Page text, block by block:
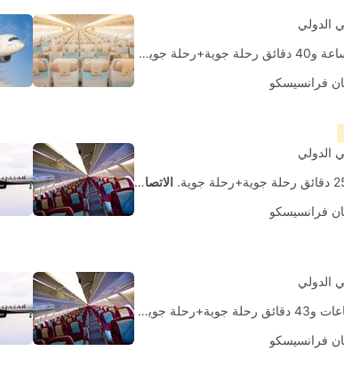
1 يوم و١٦ ساعة و‫40 دقائق رحلة جوية+رحلة جوية. الاتصال الذاتي
الاتصال الذاتي
1 يوم و٣ ساعات و‫43 دقائق رحلة جوية+رحلة جوية+رحلة جوية.
الاتصال الذاتي